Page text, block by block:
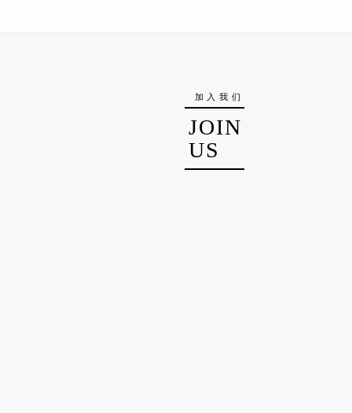
加入我们
JOIN
US